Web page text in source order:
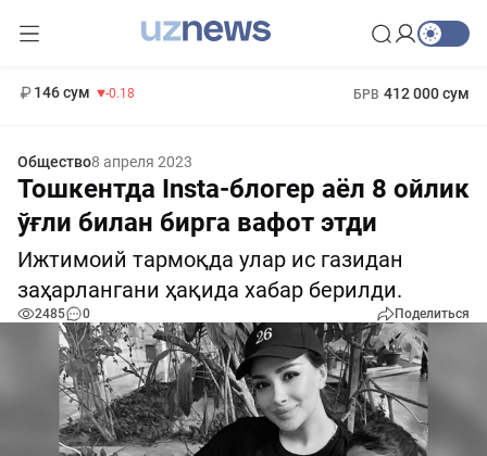
146 сум -0.18 БРВ 412 000 сум
Общество8 апреля 2023
Тошкентда Insta-блогер аёл 8 ойлик
ўғли билан бирга вафот этди
Ижтимоий тармоқда улар ис газидан
заҳарлангани ҳақида хабар берилди.
2485 0 Поделиться